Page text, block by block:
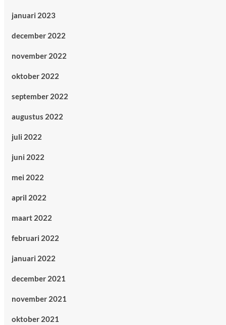
januari 2023
december 2022
november 2022
oktober 2022
september 2022
augustus 2022
juli 2022
juni 2022
mei 2022
april 2022
maart 2022
februari 2022
januari 2022
december 2021
november 2021
oktober 2021